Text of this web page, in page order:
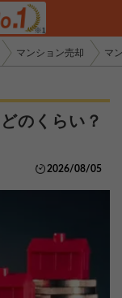
マンション売却 マ
のくらい？
2026/08/05